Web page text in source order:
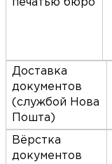
печатью бюро
Доставка
документов
(службой Нова
Пошта)
Вёрстка
документов